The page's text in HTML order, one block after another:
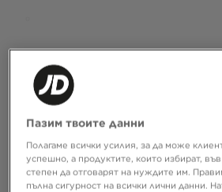
Пазим твоите данни
Полагаме всички усилия, за да може
успешно, а продуктите, които избират,
степен да отговарят на нуждите им.
пълна сигурност на всички лични данни.